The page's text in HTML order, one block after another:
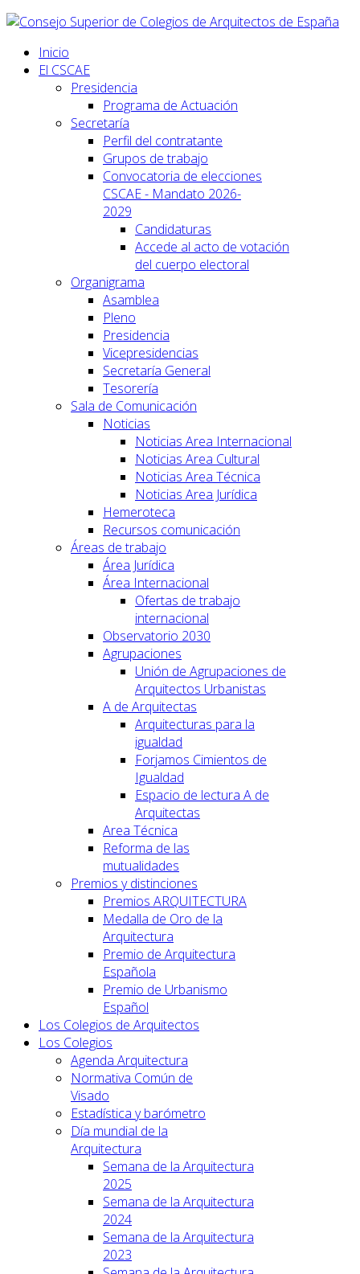
Inicio
El CSCAE
Presidencia
Programa de Actuación
Secretaría
Perfil del contratante
Grupos de trabajo
Convocatoria de elecciones
CSCAE - Mandato 2026-
2029
Candidaturas
Accede al acto de votación
del cuerpo electoral
Organigrama
Asamblea
Pleno
Presidencia
Vicepresidencias
Secretaría General
Tesorería
Sala de Comunicación
Noticias
Noticias Area Internacional
Noticias Area Cultural
Noticias Area Técnica
Noticias Area Jurídica
Hemeroteca
Recursos comunicación
Áreas de trabajo
Área Jurídica
Área Internacional
Ofertas de trabajo
internacional
Observatorio 2030
Agrupaciones
Unión de Agrupaciones de
Arquitectos Urbanistas
A de Arquitectas
Arquitecturas para la
igualdad
Forjamos Cimientos de
Igualdad
Espacio de lectura A de
Arquitectas
Area Técnica
Reforma de las
mutualidades
Premios y distinciones
Premios ARQUITECTURA
Medalla de Oro de la
Arquitectura
Premio de Arquitectura
Española
Premio de Urbanismo
Español
Los Colegios de Arquitectos
Los Colegios
Agenda Arquitectura
Normativa Común de
Visado
Estadística y barómetro
Día mundial de la
Arquitectura
Semana de la Arquitectura
2025
Semana de la Arquitectura
2024
Semana de la Arquitectura
2023